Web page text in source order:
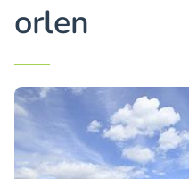
orlen